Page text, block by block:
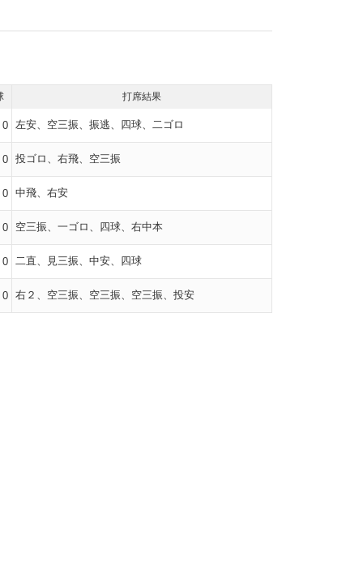
打席結果
0 左安、空三振、振逃、四球、二ゴロ
0 投ゴロ、右飛、空三振
0 中飛、右安
0 空三振、一ゴロ、四球、右中本
0 二直、見三振、中安、四球
0 右２、空三振、空三振、空三振、投安